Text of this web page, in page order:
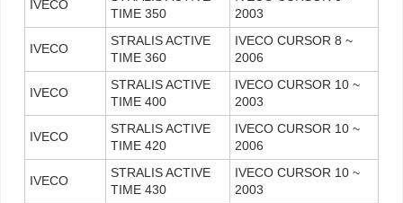
IVECO
TIME 350
2003
IVECO
STRALIS ACTIVE
TIME 360
IVECO CURSOR 8 ~
2006
IVECO
STRALIS ACTIVE
TIME 400
IVECO CURSOR 10 ~
2003
IVECO
STRALIS ACTIVE
TIME 420
IVECO CURSOR 10 ~
2006
IVECO
STRALIS ACTIVE
TIME 430
IVECO CURSOR 10 ~
2003